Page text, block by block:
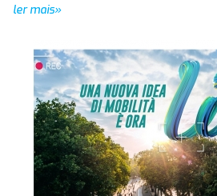
ler mais»